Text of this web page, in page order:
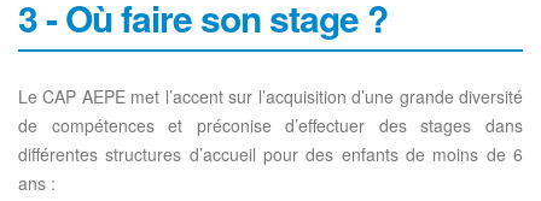
3 - Où faire son stage ?
Le CAP AEPE met l’accent sur l’acquisition d’une grande diversité
de compétences et préconise d’effectuer des stages dans
différentes structures d’accueil pour des enfants de moins de 6
ans :